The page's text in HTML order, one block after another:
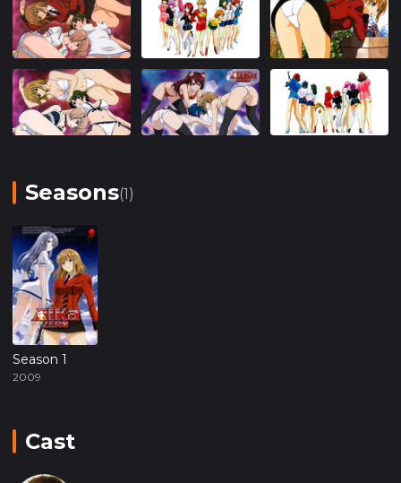
Seasons(1)
Season 1
2009
Cast